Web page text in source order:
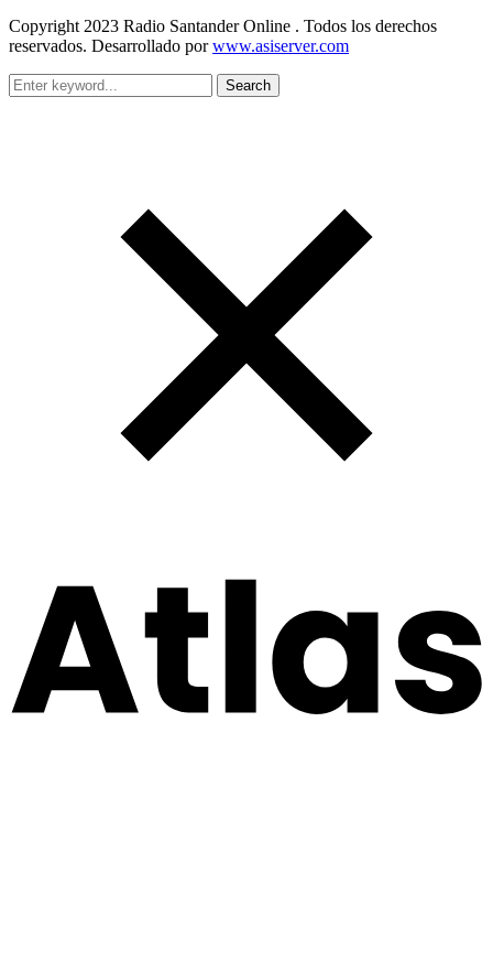
Copyright 2023 Radio Santander Online . Todos los derechos
reservados. Desarrollado porwww.asiserver.com
Search